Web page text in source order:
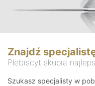
Znajdź
Plebiscyt skupia
Szukasz specjalisty w